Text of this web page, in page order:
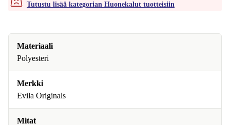
Tutustu lisää kategorian Huonekalut tuotteisiin
Materiaali
Polyesteri
Merkki
Evila Originals
Mitat